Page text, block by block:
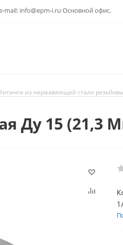
mail: info@epm-i.ru Основной офис.
из нержавеющей стали
Ду 15 (21,3